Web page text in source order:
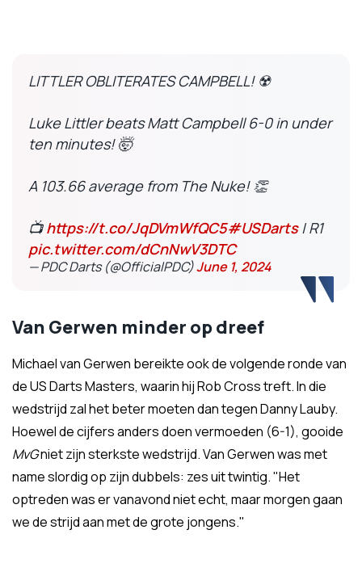
LITTLER OBLITERATES CAMPBELL! ☢️
Luke Littler beats Matt Campbell 6-0 in under
ten minutes! 🤯
A 103.66 average from The Nuke! 👏
📺https://t.co/JqDVmWfQC5#USDarts| R1
pic.twitter.com/dCnNwV3DTC
— PDC Darts (@OfficialPDC)June 1, 2024
Van Gerwen minder op dreef
Michael van Gerwen bereikte ook de volgende ronde van
de US Darts Masters, waarin hij Rob Cross treft. In die
wedstrijd zal het beter moeten dan tegen Danny Lauby.
Hoewel de cijfers anders doen vermoeden (6-1), gooide
MvGniet zijn sterkste wedstrijd. Van Gerwen was met
name slordig op zijn dubbels: zes uit twintig. "Het
optreden was er vanavond niet echt, maar morgen gaan
we de strijd aan met de grote jongens."